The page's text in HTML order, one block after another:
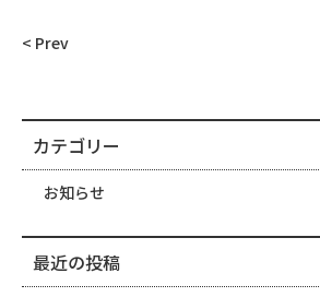
< Prev
カテゴリー
お知らせ
最近の投稿